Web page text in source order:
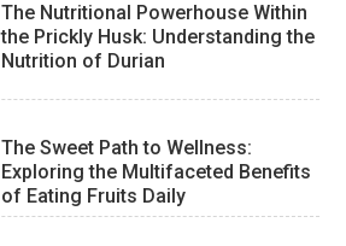
The Nutritional Powerhouse Within
the Prickly Husk: Understanding the
Nutrition of Durian
The Sweet Path to Wellness:
Exploring the Multifaceted Benefits
of Eating Fruits Daily